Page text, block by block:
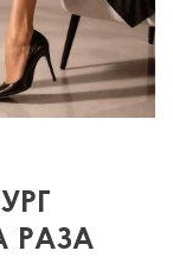
РАЗА